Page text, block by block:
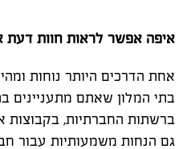
איפה אפשר לראות חוות דעת
אחת הדרכים היותר נוחות
בתי המלון שאתם מתעניינים
ברשתות החברתיות,
גם הנחות משמעותיות עבור